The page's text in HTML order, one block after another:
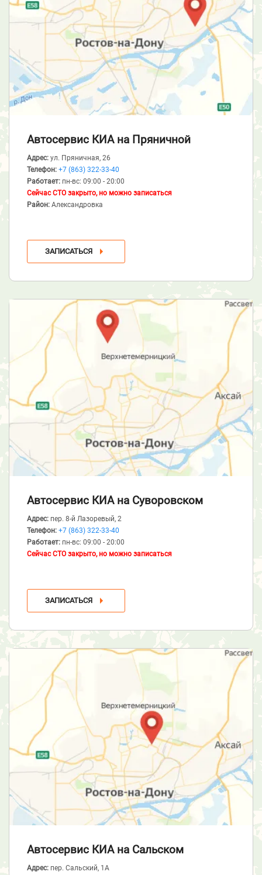
Автосервис КИА на Пряничной
Адрес: ул. Пряничная, 26
Телефон: +7 (863) 322-33-40
Работает: пн-вс: 09:00 - 20:00
Сейчас СТО закрыто, но можно записаться
Район: Александровка
ЗАПИСАТЬСЯ
Автосервис КИА на Суворовском
Адрес: пер. 8-й Лазоревый, 2
Телефон: +7 (863) 322-33-40
Работает: пн-вс: 09:00 - 20:00
Сейчас СТО закрыто, но можно записаться
ЗАПИСАТЬСЯ
Автосервис КИА на Сальском
Адрес: пер. Сальский, 1А